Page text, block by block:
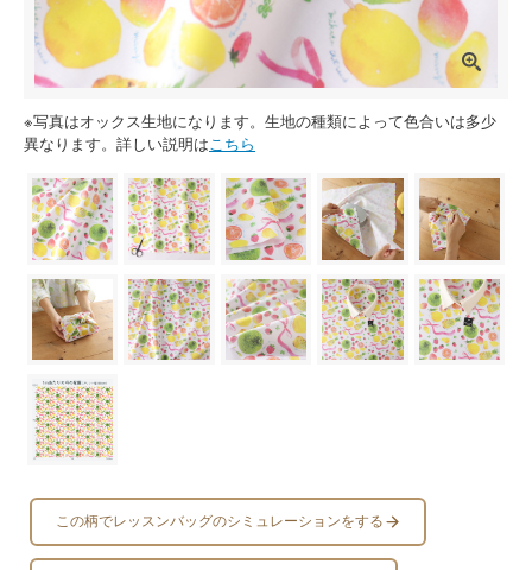
※写真はオックス生地になります。生地の種類によって色合いは多少
異なります。詳しい説明はこちら
この柄でレッスンバッグのシミュレーションをする